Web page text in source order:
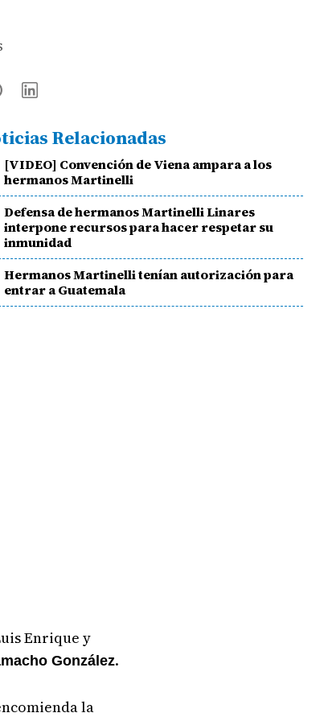
Relacionadas
[VIDEO] Convención de Viena ampara a los
hermanos Martinelli
Defensa de hermanos Martinelli Linares
interpone recursos para hacer respetar su
inmunidad
Hermanos Martinelli tenían autorización para
entrar a Guatemala
Enrique y
González.
la